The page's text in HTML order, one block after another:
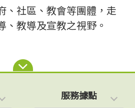
、社區、教會等團體，走
、教導及宣教之視野。
服務據點